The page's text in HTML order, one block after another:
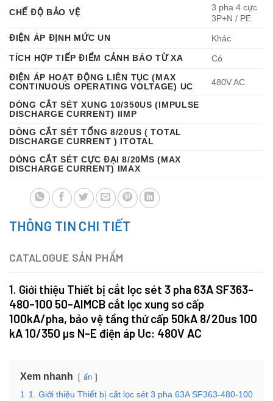
CHẾ ĐỘ BẢO VỆ
3 pha 4 cực
3P+N / PE
ĐIỆN ÁP ĐỊNH MỨC UN
Khác
TÍCH HỢP TIẾP ĐIỂM CẢNH BÁO TỪ XA
Có
ĐIỆN ÁP HOẠT ĐỘNG LIÊN TỤC (MAX
CONTINUOUS OPERATING VOLTAGE) UC
480V AC
DÒNG CẮT SÉT XUNG 10/350US (IMPULSE
DISCHARGE CURRENT) IIMP
DÒNG CẮT SÉT TỔNG 8/20US ( TOTAL
DISCHARGE CURRENT ) ITOTAL
DÒNG CẮT SÉT CỰC ĐẠI 8/20ΜS (MAX
DISCHARGE CURRENT) IMAX
THÔNG TIN CHI TIẾT
CATALOGUE SẢN PHẨM
1. Giới thiệu Thiết bị cắt lọc sét 3 pha 63A SF363-
480-100 50-AIMCB cắt lọc xung sơ cấp
100kA/pha, bảo vệ tầng thứ cấp 50kA 8/20us 100
kA 10/350 µs N-E điện áp Uc: 480V AC
Xem nhanh ẩn
1
1. Giới thiệu Thiết bị cắt lọc sét 3 pha 63A SF363-480-100